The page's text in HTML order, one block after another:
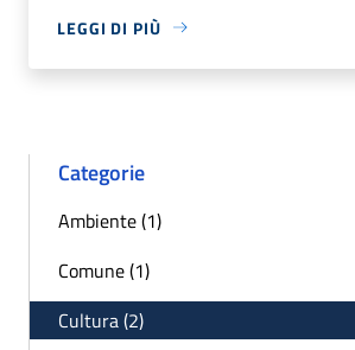
LEGGI DI PIÙ
Categorie
Ambiente (1)
Comune (1)
Cultura (2)